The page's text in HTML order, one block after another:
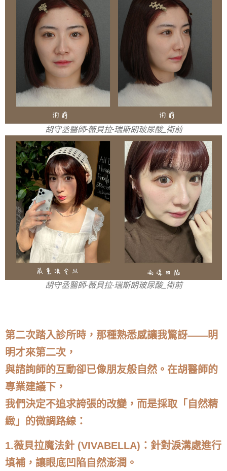
胡守丞醫師-薇貝拉-瑞斯朗玻尿酸_術前
胡守丞醫師-薇貝拉-瑞斯朗玻尿酸_術前
第二次踏入診所時，那種熟悉感讓我驚訝——明
明才來第二次，
與諮詢師的互動卻已像朋友般自然。在胡醫師的
專業建議下，
我們決定不追求誇張的改變，而是採取「自然精
緻」的微調路線：
1.薇貝拉魔法針 (VIVABELLA)：針對淚溝處進行
填補，讓眼底凹陷自然澎潤。